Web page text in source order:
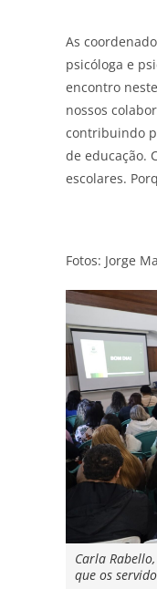
As
psicóloga e
encontro
nossos
contribuindo
de educação.
escolares.
Fotos: Jorge
Carla
que os